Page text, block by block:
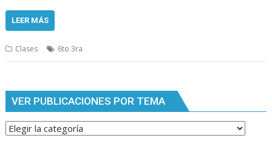
LEER MÁS
Clases 6to 3ra
VER PUBLICACIONES POR TEMA
Ver